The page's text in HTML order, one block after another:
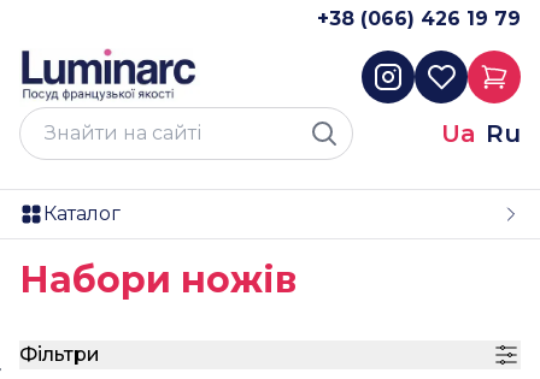
+38 (066) 426 19 79
Ua Ru
Каталог
Набори ножів
Фільтри